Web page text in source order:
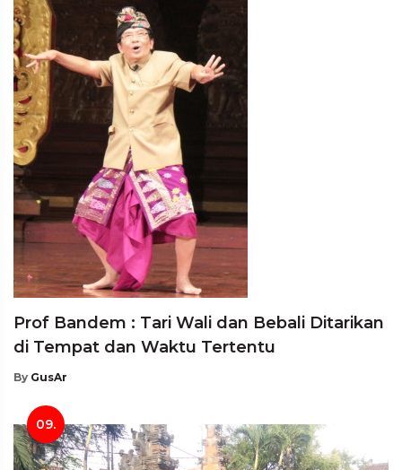
Prof Bandem : Tari Wali dan Bebali Ditarikan
di Tempat dan Waktu Tertentu
By GusAr
09.